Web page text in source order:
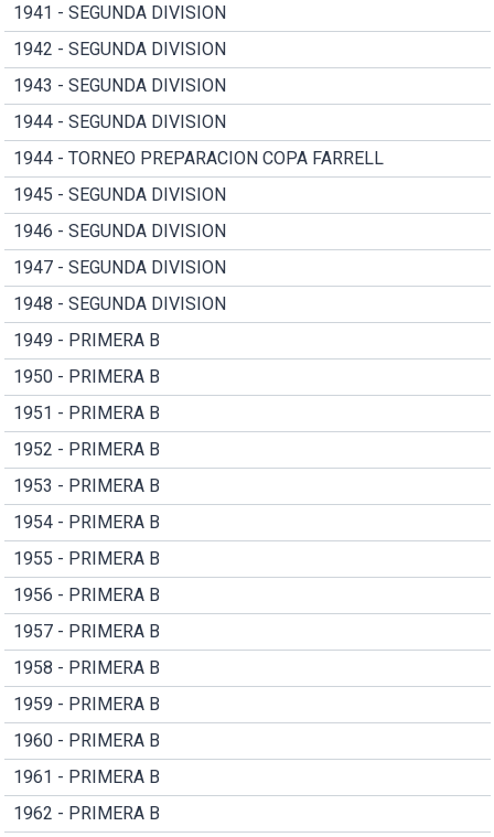
1941 - SEGUNDA DIVISION
1942 - SEGUNDA DIVISION
1943 - SEGUNDA DIVISION
1944 - SEGUNDA DIVISION
1944 - TORNEO PREPARACION COPA FARRELL
1945 - SEGUNDA DIVISION
1946 - SEGUNDA DIVISION
1947 - SEGUNDA DIVISION
1948 - SEGUNDA DIVISION
1949 - PRIMERA B
1950 - PRIMERA B
1951 - PRIMERA B
1952 - PRIMERA B
1953 - PRIMERA B
1954 - PRIMERA B
1955 - PRIMERA B
1956 - PRIMERA B
1957 - PRIMERA B
1958 - PRIMERA B
1959 - PRIMERA B
1960 - PRIMERA B
1961 - PRIMERA B
1962 - PRIMERA B